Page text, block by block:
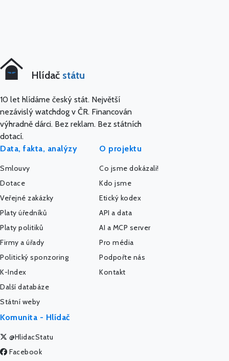
Hlídač státu
10 let hlídáme český stát. Největší
nezávislý watchdog v ČR. Financován
výhradně dárci. Bez reklam. Bez státních
dotací.
Data, fakta, analýzy
Smlouvy
Dotace
Veřejné zakázky
Platy úředníků
Platy politiků
Firmy a úřady
Politický sponzoring
K-Index
Další databáze
Státní weby
O projektu
Co jsme dokázali!
Kdo jsme
Etický kodex
API a data
AI a MCP server
Pro média
Podpořte nás
Kontakt
Komunita - Hlídač
@HlidacStatu
Facebook